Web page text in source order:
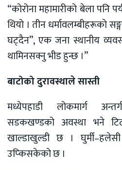
“कोरोना महामारीको बेला पनि
थियो । तीन धर्मावलम्बीहरूकाे
घट्दैन”, एक जना स्थानीय
थामिनसक्नु भीड हुन्छ ।”
बाटोको दुरावस्थाले सास्ती
मध्येपहाडी लोकमार्ग
सडकखण्डको अवस्था भने
खाल्डाखुल्डी छ । घुर्मी–हलेसी
उप्किसकेको छ ।